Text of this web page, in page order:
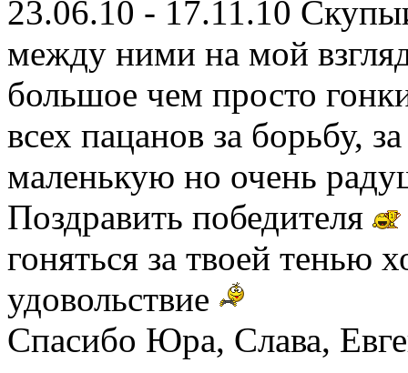
23.06.10 - 17.11.10
между ними на мой
большое чем просто
всех пацанов за борьбу,
маленькую но очень
Поздравить победителя
гоняться за твоей тенью
удовольствие
Спасибо Юра, Слава,